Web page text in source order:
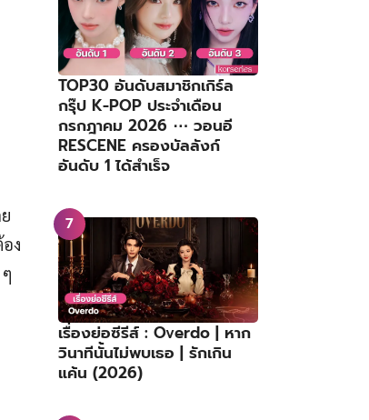
ง
TOP30 อันดับสมาชิกเกิร์ล
กรุ๊ป K-POP ประจำเดือน
กรกฎาคม 2026 ⋯ วอนอี
RESCENE ครองบัลลังก์
อันดับ 1 ได้สำเร็จ
เรื่องย่อซีรีส์ : Overdo | หาก
วินาทีนั้นไม่พบเธอ | รักเกิน
แค้น (2026)